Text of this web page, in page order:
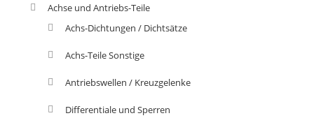
Achse und Antriebs-Teile
Achs-Dichtungen / Dichtsätze
Achs-Teile Sonstige
Antriebswellen / Kreuzgelenke
Differentiale und Sperren